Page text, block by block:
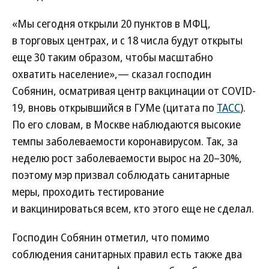
«Мы сегодня открыли 20 пунктов в МФЦ,
в торговых центрах, и с 18 числа будут открыты
еще 30 таким образом, чтобы масштабно
охватить население»,— сказал господин
Собянин, осматривая центр вакцинации от COVID-
19, вновь открывшийся в ГУМе (цитата по ТАСС).
По его словам, в Москве наблюдаются высокие
темпы заболеваемости коронавирусом. Так, за
неделю рост заболеваемости вырос на 20–30%,
поэтому мэр призвал соблюдать санитарные
меры, проходить тестирование
и вакцинироваться всем, кто этого еще не сделал.
Господин Собянин отметил, что помимо
соблюдения санитарных правил есть также два